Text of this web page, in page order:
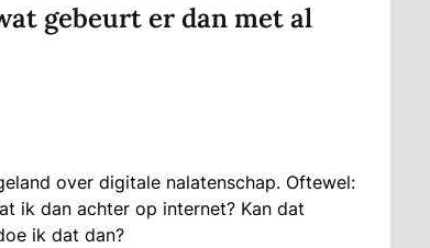
gebeurt er dan met al
over digitale nalatenschap. Oftewel:
ik dan achter op internet? Kan dat
ik dat dan?